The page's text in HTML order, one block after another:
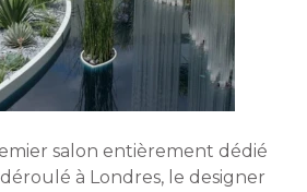
salon entièrement dédié
à Londres, le designer